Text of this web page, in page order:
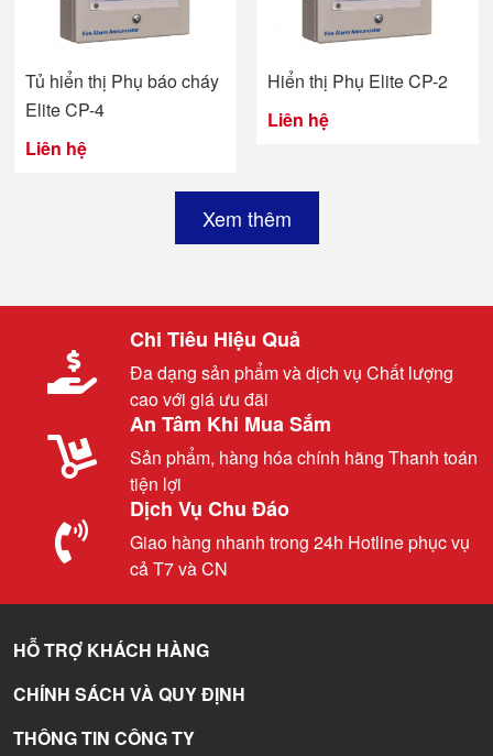
Tủ hiển thị Phụ báo cháy
Elite CP-4
Liên hệ
Hiển thị Phụ Elite CP-2
Liên hệ
Xem thêm
Chi Tiêu Hiệu Quả
Đa dạng sản phẩm và dịch vụ Chất lượng
cao với giá ưu đãi
An Tâm Khi Mua Sắm
Sản phẩm, hàng hóa chính hãng Thanh toán
tiện lợi
Dịch Vụ Chu Đáo
Giao hàng nhanh trong 24h Hotline phục vụ
cả T7 và CN
HỖ TRỢ KHÁCH HÀNG
CHÍNH SÁCH VÀ QUY ĐỊNH
THÔNG TIN CÔNG TY